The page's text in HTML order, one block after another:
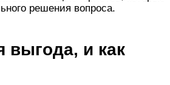
решения вопроса.
выгода, и как